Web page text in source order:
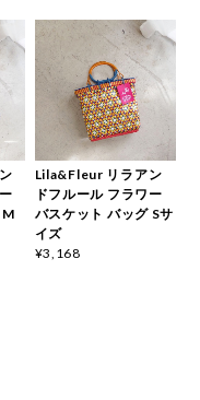
M
Lila&Fleur リラアン
ドフルール フラワー
バスケット バッグ Sサ
イズ
¥3,168